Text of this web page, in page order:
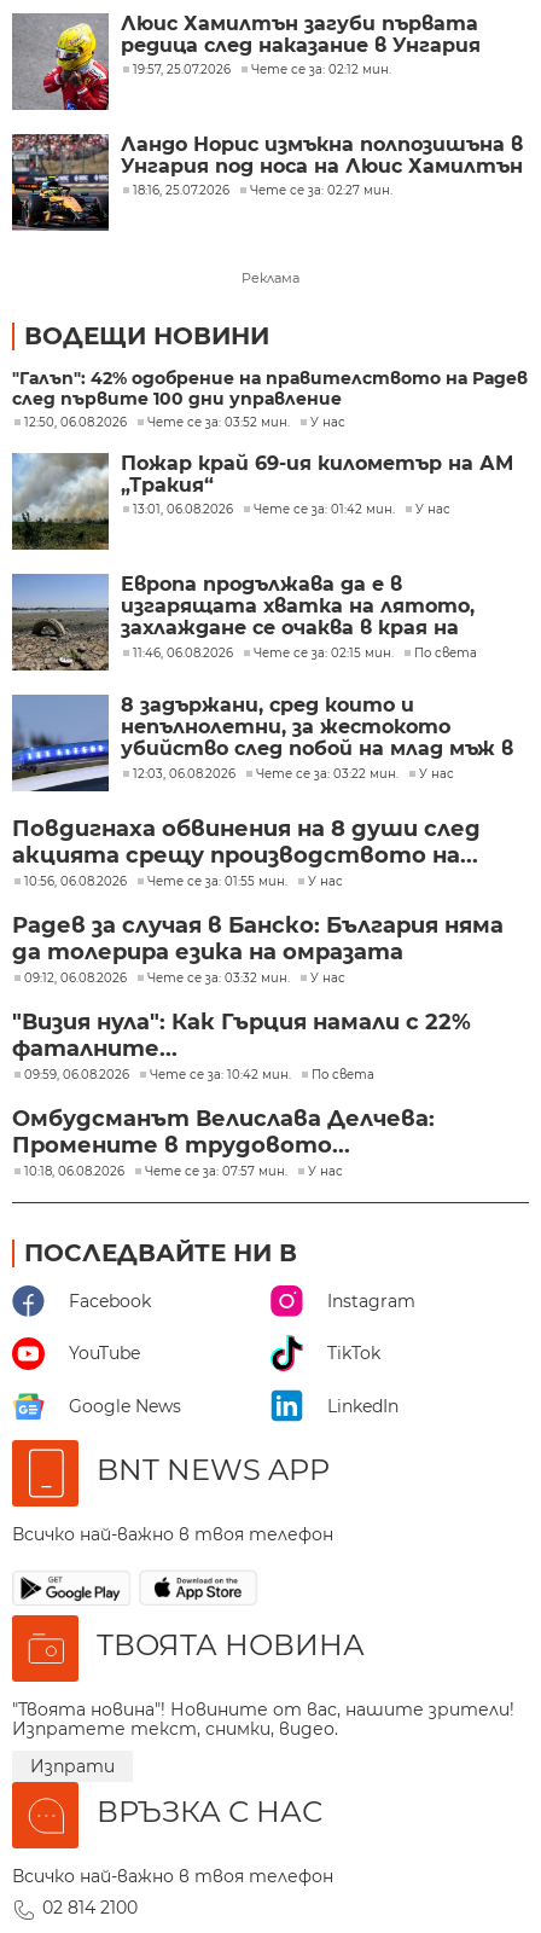
Люис Хамилтън загуби първата
редица след наказание в Унгария
19:57, 25.07.2026 Чете се за: 02:12 мин.
Ландо Норис измъкна полпозишъна в
Унгария под носа на Люис Хамилтън
18:16, 25.07.2026 Чете се за: 02:27 мин.
Реклама
ВОДЕЩИ НОВИНИ
"Галъп": 42% одобрение на правителството на Радев
след първите 100 дни управление
12:50, 06.08.2026 Чете се за: 03:52 мин. У нас
Пожар край 69-ия километър на АМ
„Тракия“
13:01, 06.08.2026 Чете се за: 01:42 мин. У нас
Европа продължава да е в
изгарящата хватка на лятото,
захлаждане се очаква в края на
седмицата
11:46, 06.08.2026 Чете се за: 02:15 мин. По света
8 задържани, сред които и
непълнолетни, за жестокото
убийство след побой на млад мъж в
Пловдив
12:03, 06.08.2026 Чете се за: 03:22 мин. У нас
Повдигнаха обвинения на 8 души след
акцията срещу производството на...
10:56, 06.08.2026 Чете се за: 01:55 мин. У нас
Радев за случая в Банско: България няма
да толерира езика на омразата
09:12, 06.08.2026 Чете се за: 03:32 мин. У нас
"Визия нула": Как Гърция намали с 22%
фаталните...
09:59, 06.08.2026 Чете се за: 10:42 мин. По света
Омбудсманът Велислава Делчева:
Промените в трудовото...
10:18, 06.08.2026 Чете се за: 07:57 мин. У нас
ПОСЛЕДВАЙТЕ НИ В
Facebook Instagram
YouTube TikTok
Google News LinkedIn
BNT NEWS APP
Всичко най-важно в твоя телефон
ТВОЯТА НОВИНА
"Твоята новина"! Новините от вас, нашите зрители!
Изпратете текст, снимки, видео.
Изпрати
ВРЪЗКА С НАС
Всичко най-важно в твоя телефон
02 814 2100